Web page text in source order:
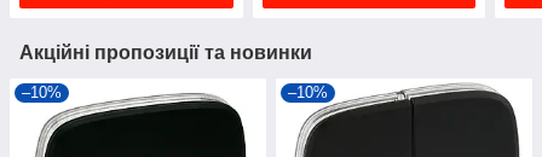
Акційні пропозиції та новинки
–10% –10%